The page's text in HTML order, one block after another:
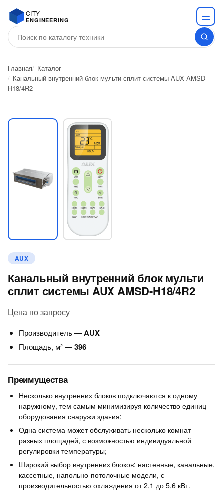
CITY
ENGINEERING
Главная Каталог
Канальный внутренний блок мульти сплит системы AUX AMSD-
H18/4R2
AUX
Канальный внутренний блок мульти
сплит системы AUX AMSD-H18/4R2
Цена по запросу
Производитель —AUX
Площадь, м² —396
Преимущества
Несколько внутренних блоков подключаются к одному
наружному, тем самым минимизируя количество единиц
оборудования снаружи здания;
Одна система может обслуживать несколько комнат
разных площадей, с возможностью индивидуальной
регулировки температуры;
Широкий выбор внутренних блоков: настенные, канальные,
кассетные, напольно-потолочные модели, с
производительностью охлаждения от 2,1 до 5,6 кВт.